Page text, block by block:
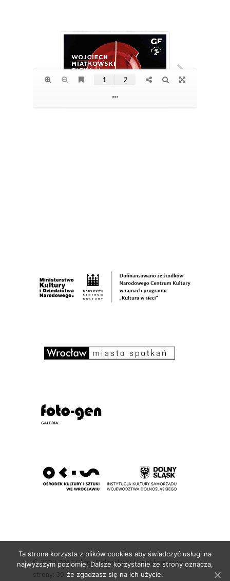
© 2020 ZPAF Okręg Dolnośląski | Upublicznienie
strony: 30.10.2020
Ta strona korzysta z plików cookies aby świadczyć usługi na
najwyższym poziomie. Dalsze korzystanie ze strony oznacza,
że zgadzasz się na ich użycie.